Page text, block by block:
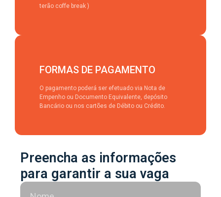
terão coffe break )
FORMAS DE PAGAMENTO
O pagamento poderá ser efetuado via Nota de
Empenho ou Documento Equivalente, depósito
Bancário ou nos cartões de Débito ou Crédito.
Preencha as informações
para garantir a sua vaga